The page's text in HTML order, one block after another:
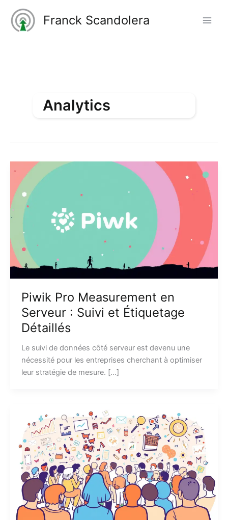
contenu
Franck Scandolera
Analytics
Piwik Pro Measurement en
Serveur : Suivi et Étiquetage
Détaillés
Le suivi de données côté serveur est devenu une
nécessité pour les entreprises cherchant à optimiser
leur stratégie de mesure. […]